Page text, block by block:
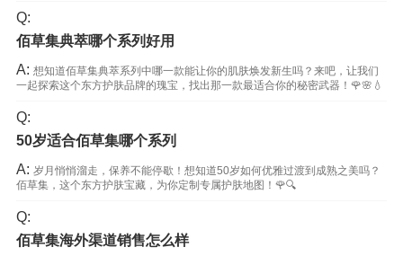
Q:
佰草集典萃哪个系列好用
A: 想知道佰草集典萃系列中哪一款能让你的肌肤焕发新生吗？来吧，让我们
一起探索这个东方护肤品牌的瑰宝，找出那一款最适合你的秘密武器！🌹🌸💧
Q:
50岁适合佰草集哪个系列
A: 岁月悄悄溜走，保养不能停歇！想知道50岁如何优雅过渡到成熟之美吗？
佰草集，这个东方护肤宝藏，为你定制专属护肤地图！🌹🔍
Q:
佰草集海外渠道销售怎么样